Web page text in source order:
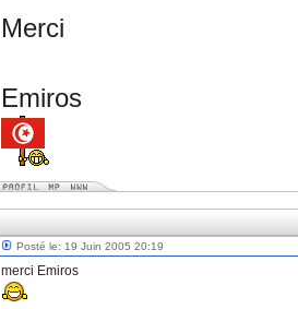
Merci
Emiros
Posté le: 19 Juin 2005 20:19
merci Emiros